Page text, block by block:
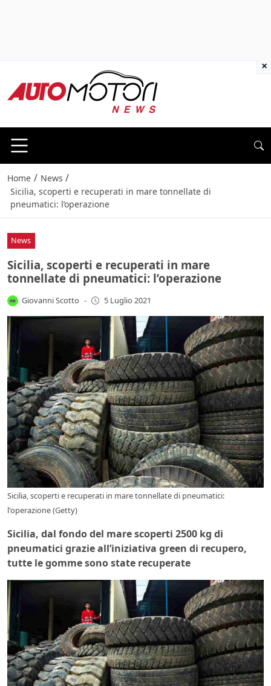
Home / News /
Sicilia, scoperti e recuperati in mare tonnellate di
pneumatici: l’operazione
News
Sicilia, scoperti e recuperati in mare
tonnellate di pneumatici: l’operazione
Giovanni Scotto - 5 Luglio 2021
Sicilia, scoperti e recuperati in mare tonnellate di pneumatici:
l'operazione (Getty)
Sicilia, dal fondo del mare scoperti 2500 kg di
pneumatici grazie all’iniziativa green di recupero,
tutte le gomme sono state recuperate
×